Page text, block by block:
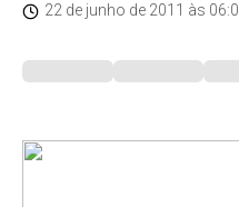
22 de junho de 2011 às